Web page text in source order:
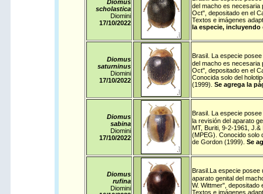
Diomus
scholastica
Diomini
17/10/2022
del macho es necesaria
Oct", depositado en el
Textos e imágenes
la especie, incluyendo
Diomus
saturninus
Diomini
17/10/2022
Brasil. La especie
del macho es necesaria
Oct", depositado en el
Conocida solo del
(1999). Se agrega la
Diomus
sabina
Diomini
17/10/2022
Brasil. La especie
la revisión del aparato
MT, Buriti, 9-2-1961,
(MPEG). Conocido solo
de Gordon (1999). Se
Diomus
rufina
Diomini
Brasil.La especie posee
aparato genital del
W. Wittmer", depositado
Textos e imágenes